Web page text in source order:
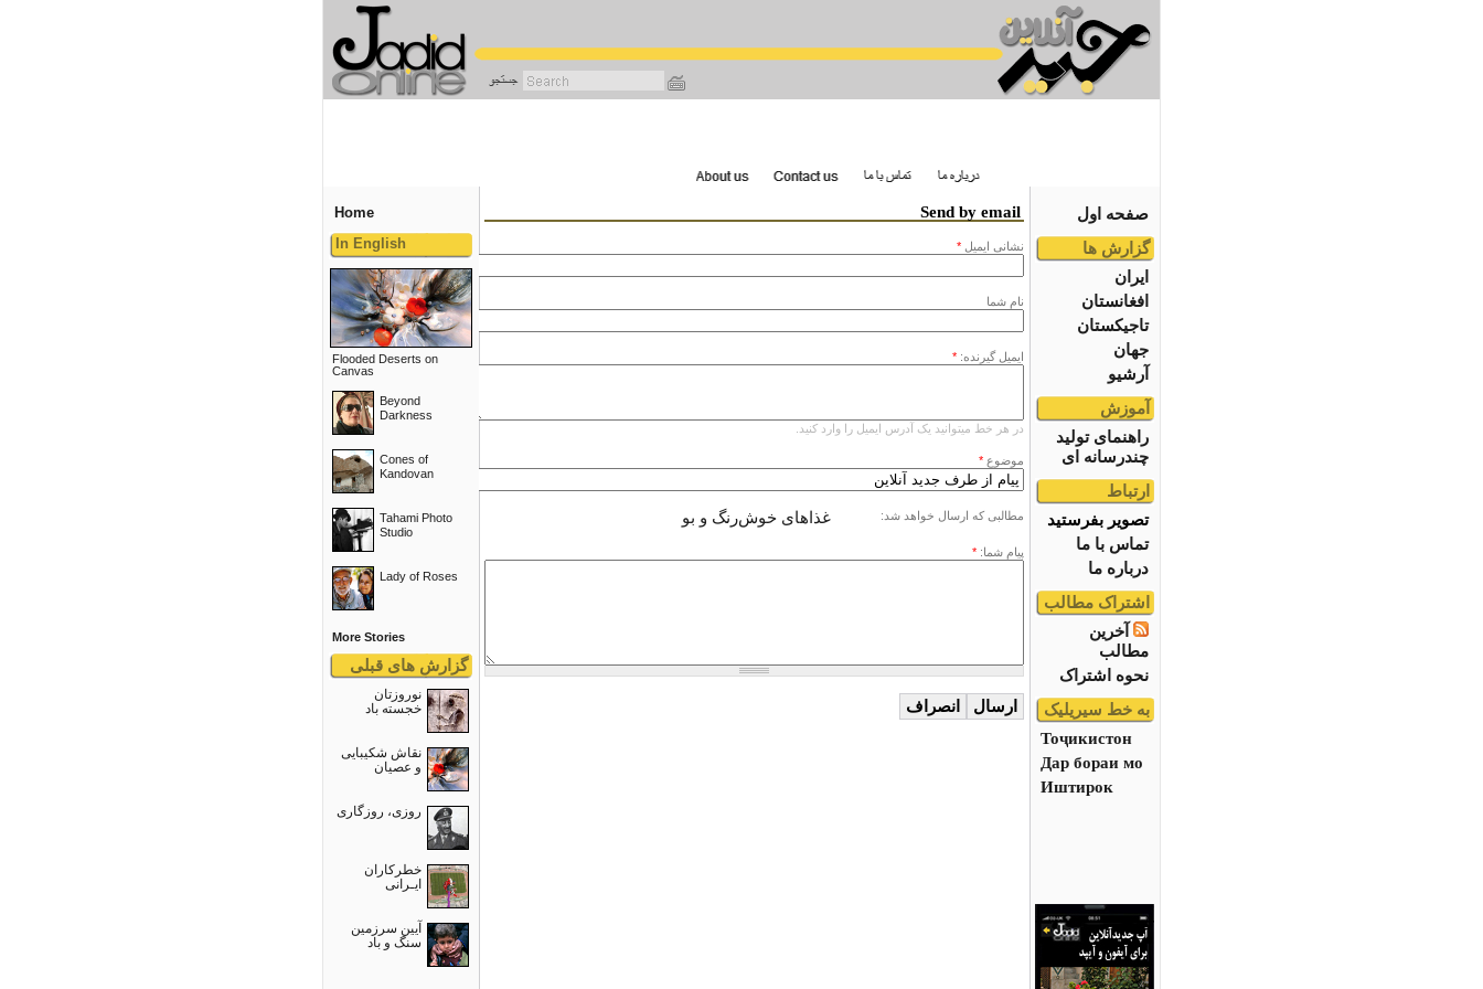
صفحه اول
گزارش ها
ایران
افغانستان
تاجیکستان
جهان
آرشیو
آموزش
راهنمای تولید
چندرسانه ای
ارتباط
تصویر بفرستید
تماس با ما
درباره ما
اشتراک مطالب
آخرین
مطالب
نحوه اشتراک
به خط سیریلیک
Тоҷикистон
Дар бораи мо
Иштирок
Home
In English
Flooded Deserts on
Canvas
Beyond
Darkness
Cones of
Kandovan
Tahami Photo
Studio
Lady of Roses
More Stories
گزارش های قبلی
نوروزتان
خجسته باد
نقاش شکیبایی
و عصيان
روزی، روزگاری
خطرکاران
ایـرانی
آیین سرزمین
سنگ و باد
Send by email
نشانى ايميل *
نام شما
ایمیل گیرنده: *
در هر خط میتوانید یک آدرس ایمیل را وارد کنید.
موضوع *
مطالبی که ارسال خواهد شد: غذاهای خوش‌رنگ و بو
پیام شما: *